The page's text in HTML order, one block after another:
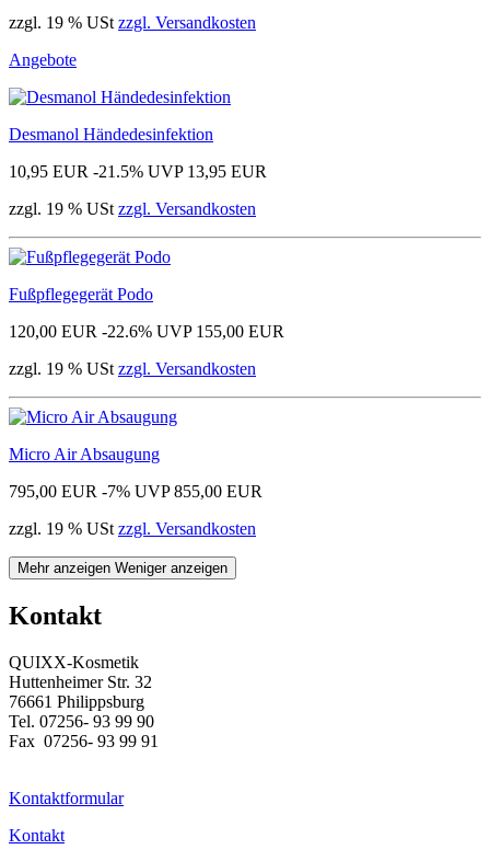
zzgl. 19 % USt zzgl. Versandkosten
Angebote
Desmanol Händedesinfektion
10,95 EUR -21.5% UVP 13,95 EUR
zzgl. 19 % USt zzgl. Versandkosten
Fußpflegegerät Podo
120,00 EUR -22.6% UVP 155,00 EUR
zzgl. 19 % USt zzgl. Versandkosten
Micro Air Absaugung
795,00 EUR -7% UVP 855,00 EUR
zzgl. 19 % USt zzgl. Versandkosten
Mehr anzeigen Weniger anzeigen
Kontakt
QUIXX-Kosmetik
Huttenheimer Str. 32
76661 Philippsburg
Tel. 07256- 93 99 90
Fax 07256- 93 99 91
Kontaktformular
Kontakt